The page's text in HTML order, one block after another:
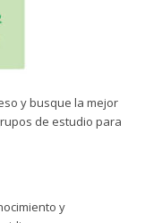
y busque la mejor
de estudio para
y